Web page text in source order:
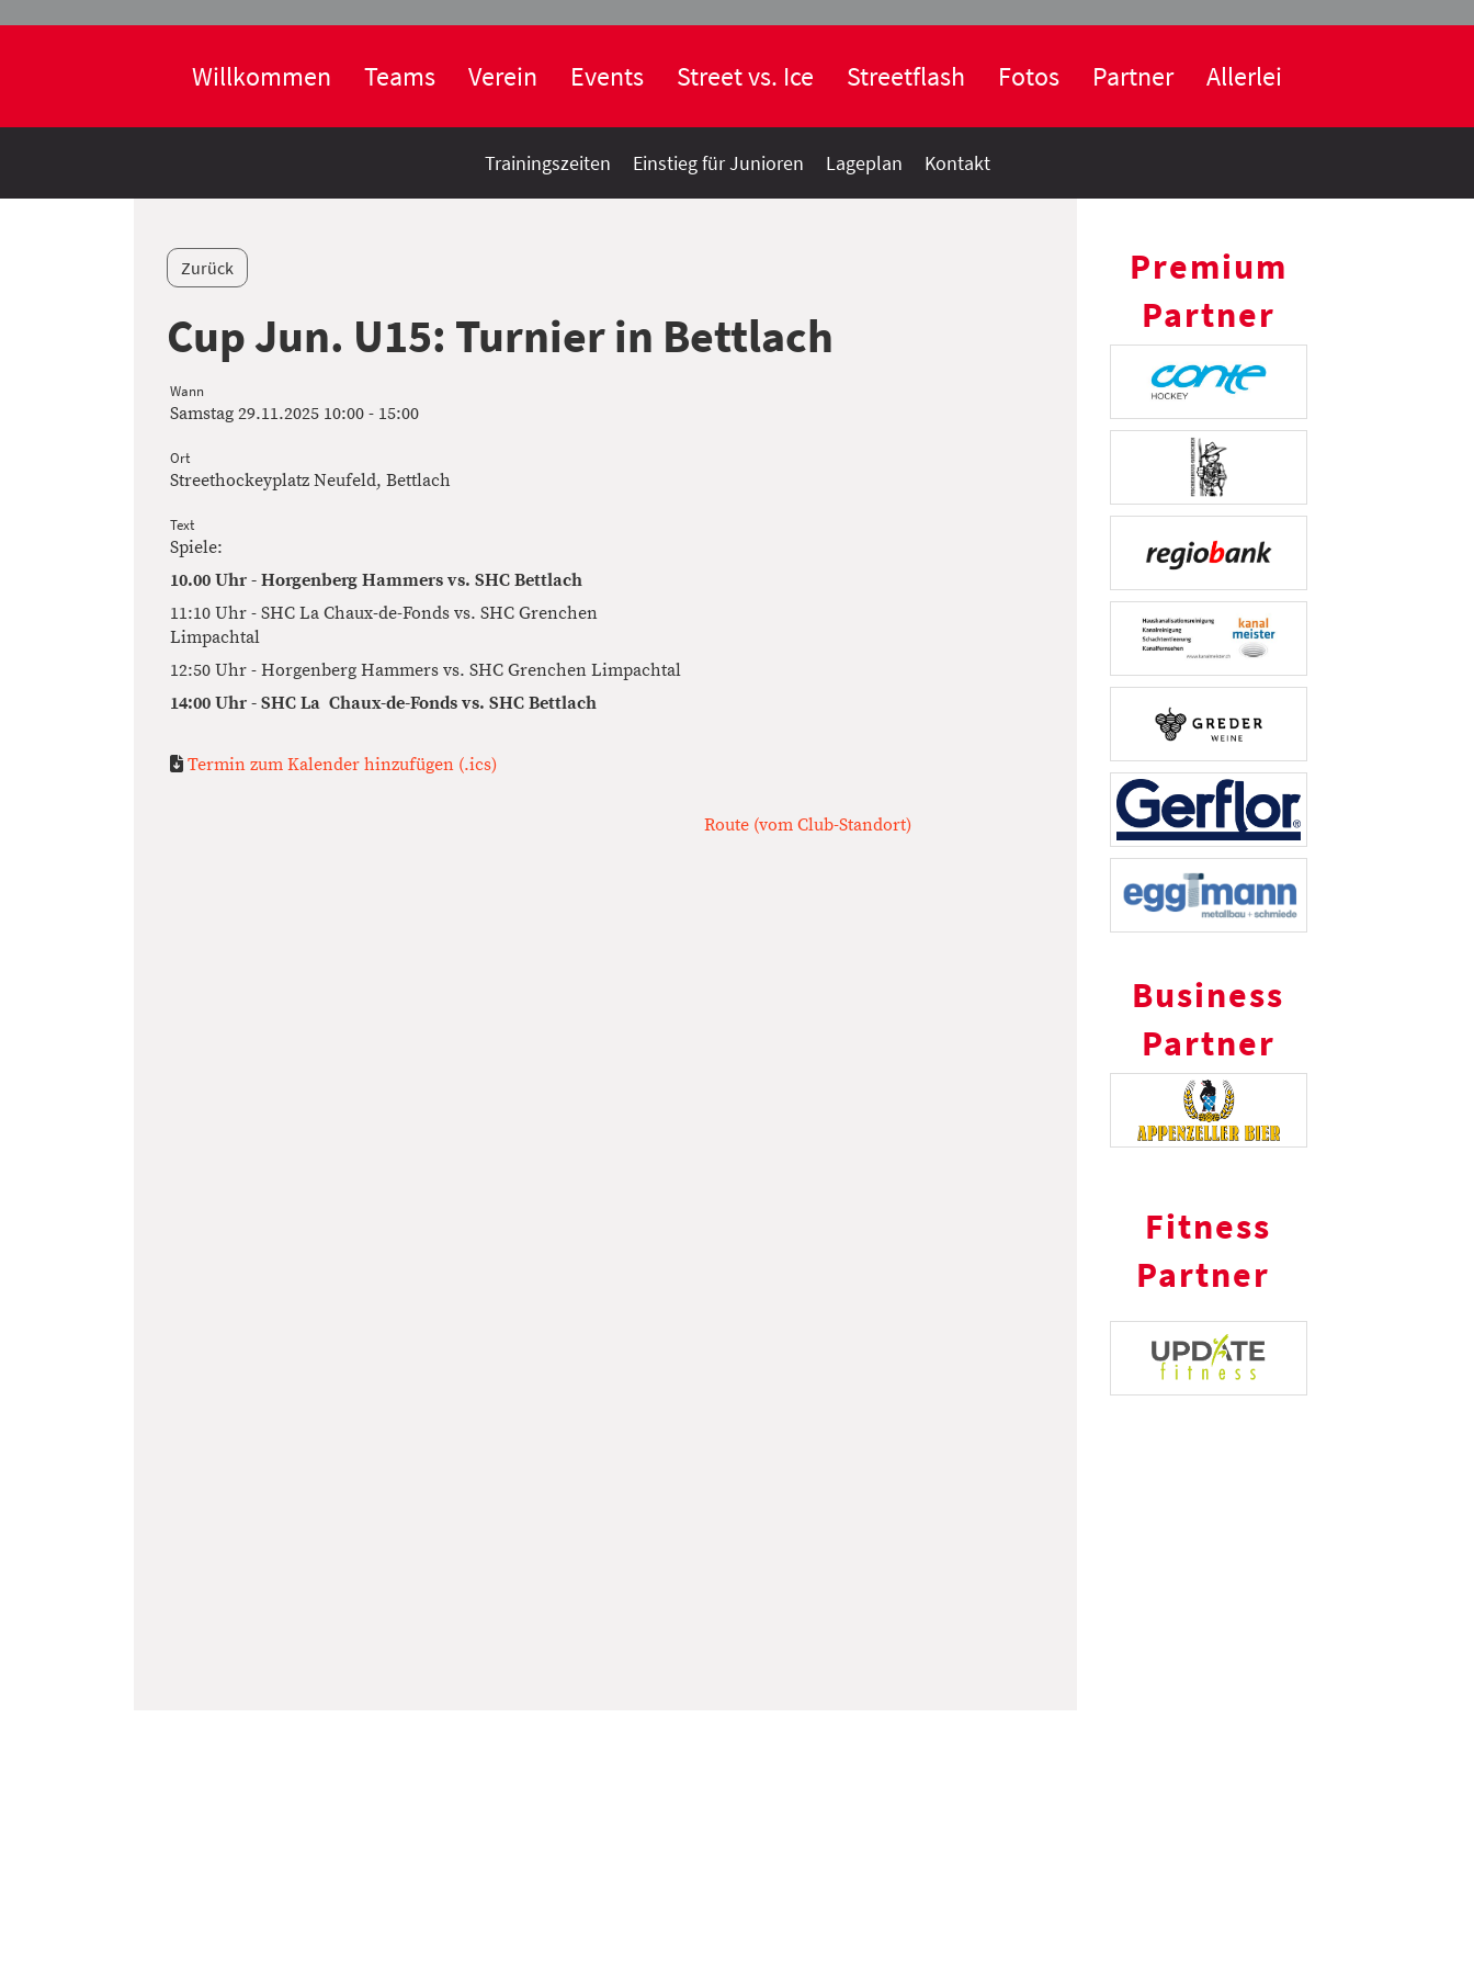
Willkommen Teams Verein Events Street vs. Ice Streetflash Fotos Partner Allerlei
Trainingszeiten Einstieg für Junioren Lageplan Kontakt
Zurück
Cup Jun. U15: Turnier in Bettlach
Wann
Samstag 29.11.2025 10:00 - 15:00
Ort
Streethockeyplatz Neufeld, Bettlach
Text
Spiele:
10.00 Uhr - Horgenberg Hammers vs. SHC Bettlach
11:10 Uhr - SHC La Chaux-de-Fonds vs. SHC Grenchen
Limpachtal
12:50 Uhr - Horgenberg Hammers vs. SHC Grenchen Limpachtal
14:00 Uhr - SHC La Chaux-de-Fonds vs. SHC Bettlach
Termin zum Kalender hinzufügen (.ics)
Route (vom Club-Standort)
Premium
Partner
Business
Partner
Fitness
Partner